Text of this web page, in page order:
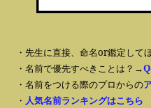
・先生に直接、命名or鑑定して
・名前で優先すべきことは？→
・名前をつける際のプロからの
・ 人気名前ランキングはこちら